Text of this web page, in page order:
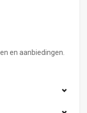
en aanbiedingen.